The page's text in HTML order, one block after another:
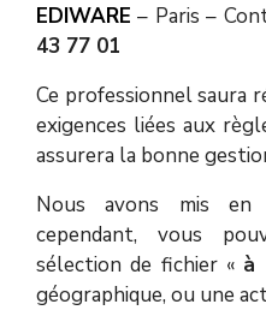
EDIWARE – Paris –
43 77 01
Ce professionnel saura
exigences liées aux
assurera la bonne
Nous avons mis en
cependant, vous
sélection de fichier « à
géographique, ou une